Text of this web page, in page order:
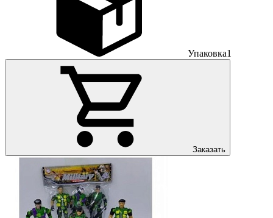
Упаковка1
Заказать